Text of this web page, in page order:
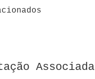
Associada